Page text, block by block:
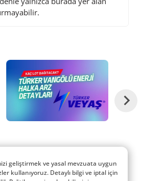
geliştirmek ve yasal mevzuata uygun
kullanıyoruz. Detaylı bilgi ve iptal için